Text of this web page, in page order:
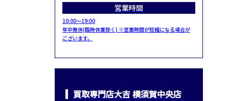
営業時間
10:00～19:00
年中無休(臨時休業除く) ※営業時間が短縮になる場合が
ございます。
買取専門店大吉 横須賀中央店